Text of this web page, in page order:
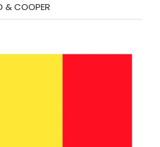
& COOPER